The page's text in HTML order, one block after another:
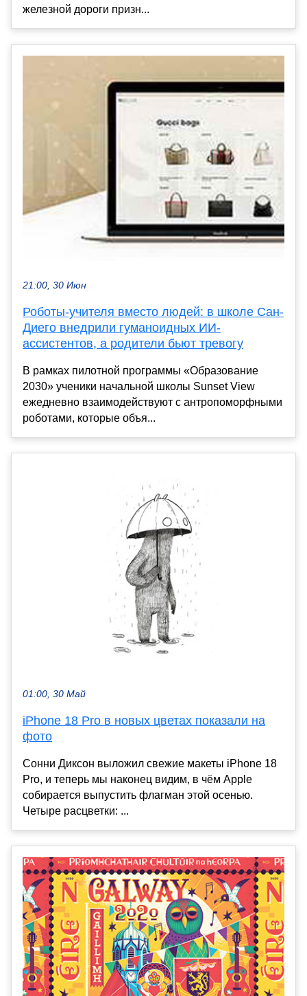
железной дороги призн...
21:00, 30 Июн
Роботы-учителя вместо людей: в школе Сан-
Диего внедрили гуманоидных ИИ-
ассистентов, а родители бьют тревогу
В рамках пилотной программы «Образование
2030» ученики начальной школы Sunset View
ежедневно взаимодействуют с антропоморфными
роботами, которые объя...
01:00, 30 Май
iPhone 18 Pro в новых цветах показали на
фото
Сонни Диксон выложил свежие макеты iPhone 18
Pro, и теперь мы наконец видим, в чём Apple
собирается выпустить флагман этой осенью.
Четыре расцветки: ...